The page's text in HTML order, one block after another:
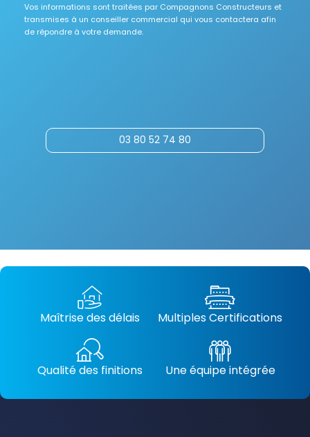
Vos informations sont traitées par Compagnons Constructeurs et
transmises à un conseiller commercial qui vous contactera afin
de répondre à votre demande.
03 80 52 74 80
Maîtrise des délais Multiples Certifications
Qualité des finitions Une équipe intégrée